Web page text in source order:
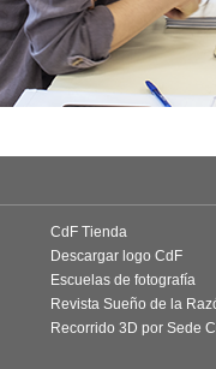
CdF Tienda
Descargar logo CdF
Escuelas de fotografía
Revista Sueño de la
Recorrido 3D por Sede